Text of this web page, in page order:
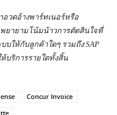
วดอ้างพาร์ทเนอร์หรือ
ยายามโน้มน้าวการตัดสินใจที่
บให้กับลูกค้าใดๆ รวมถึงSAP
บริการรายใดทั้งสิ้น
Concur Invoice